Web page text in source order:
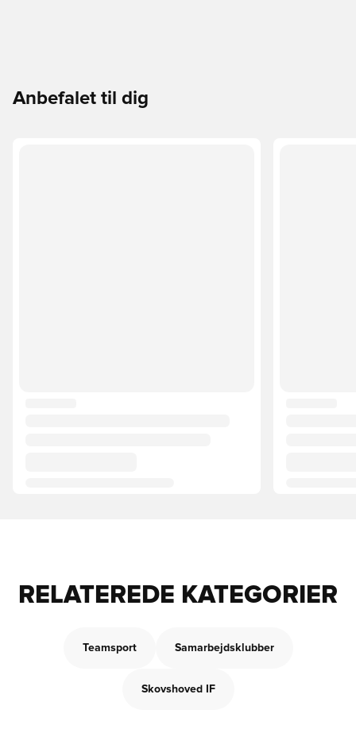
Anbefalet til dig
RELATEREDE KATEGORIER
Teamsport Samarbejdsklubber
Skovshoved IF